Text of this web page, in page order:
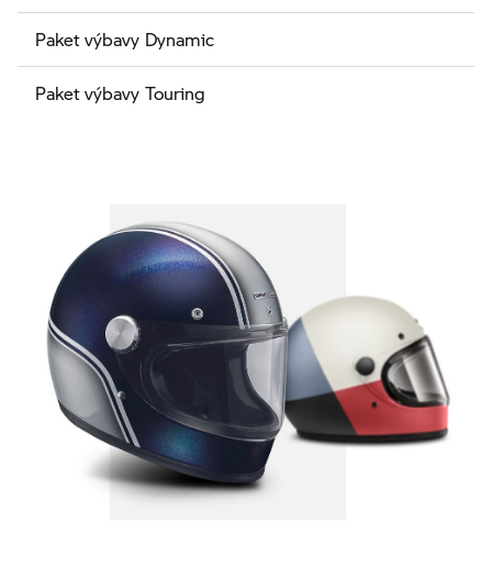
Paket výbavy Dynamic
Paket výbavy Touring